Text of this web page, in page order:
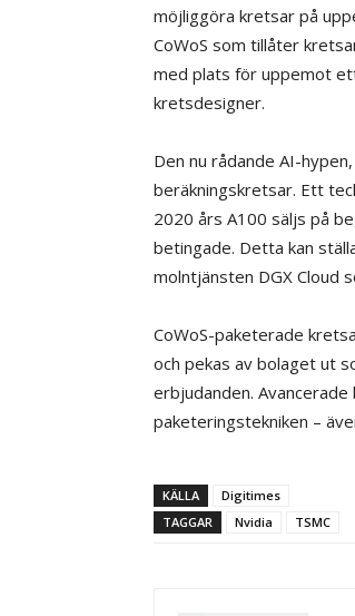
möjliggöra kretsar på
CoWoS som tillåter
med plats för uppemot
kretsdesigner.
Den nu rådande AI-
beräkningskretsar. Ett
2020 års A100 säljs på
betingade. Detta kan
molntjänsten DGX Cloud
CoWoS-paketerade
och pekas av bolaget ut
erbjudanden.
paketeringstekniken –
KÄLLA
Digitimes
TAGGAR
Nvidia TSMC